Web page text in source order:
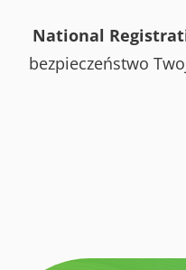
National
bezpieczeństwo